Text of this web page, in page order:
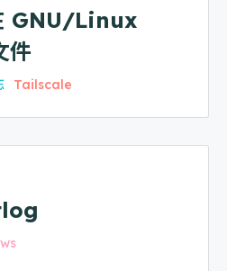
GNU/Linux
件
Tailscale